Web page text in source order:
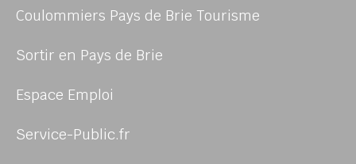
Coulommiers Pays de Brie Tourisme
Sortir en Pays de Brie
Espace Emploi
Service-Public.fr